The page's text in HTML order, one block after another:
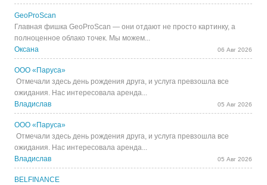
GeoProScan
Главная фишка GeoProScan — они отдают не просто картинку, а
полноценное облако точек. Мы можем...
Оксана
06 Авг 2026
ООО «Паруса»
Отмечали здесь день рождения друга, и услуга превзошла все
ожидания. Нас интересовала аренда...
Владислав
05 Авг 2026
ООО «Паруса»
Отмечали здесь день рождения друга, и услуга превзошла все
ожидания. Нас интересовала аренда...
Владислав
05 Авг 2026
BELFINANCE